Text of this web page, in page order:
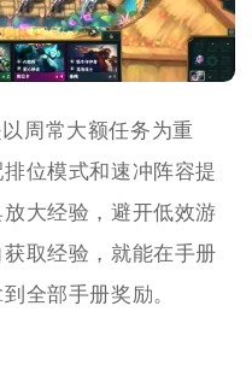
周常大额任务为重
位模式和速冲阵容提
大经验，避开低效游
取经验，就能在手册
全部手册奖励。